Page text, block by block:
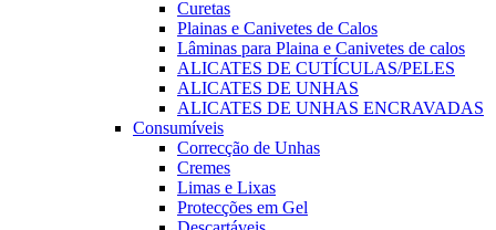
Curetas
Plainas e Canivetes de Calos
Lâminas para Plaina e Canivetes de calos
ALICATES DE CUTÍCULAS/PELES
ALICATES DE UNHAS
ALICATES DE UNHAS ENCRAVADAS
Consumíveis
Correcção de Unhas
Cremes
Limas e Lixas
Protecções em Gel